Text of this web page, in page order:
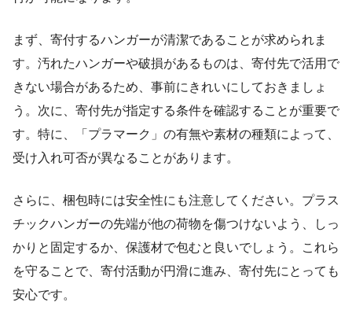
まず、寄付するハンガーが清潔であることが求められま
す。汚れたハンガーや破損があるものは、寄付先で活用で
きない場合があるため、事前にきれいにしておきましょ
う。次に、寄付先が指定する条件を確認することが重要で
す。特に、「プラマーク」の有無や素材の種類によって、
受け入れ可否が異なることがあります。
さらに、梱包時には安全性にも注意してください。プラス
チックハンガーの先端が他の荷物を傷つけないよう、しっ
かりと固定するか、保護材で包むと良いでしょう。これら
を守ることで、寄付活動が円滑に進み、寄付先にとっても
安心です。